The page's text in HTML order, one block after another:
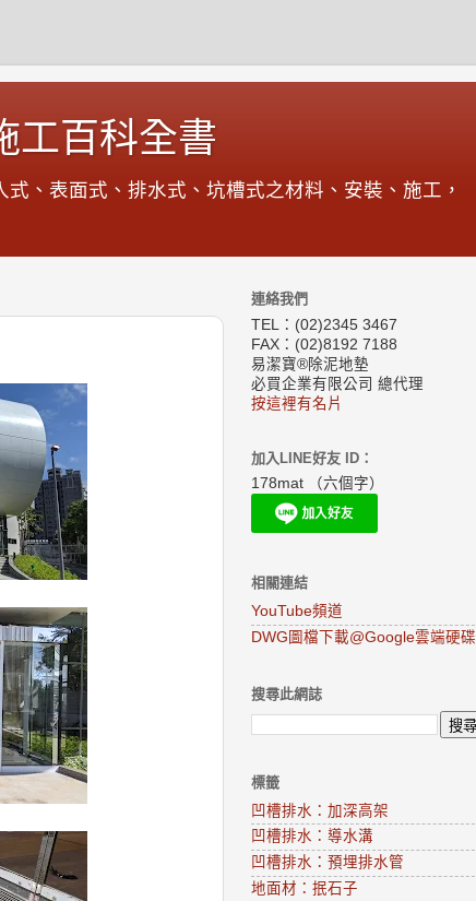
工百科全書
、表面式、排水式、坑槽式之材料、安裝、施工，
連絡我們
TEL：(02)2345 3467
FAX：(02)8192 7188
易潔寶®除泥地墊
必買企業有限公司 總代理
按這裡有名片
加入LINE好友 ID：
178mat （六個字）
相關連結
YouTube頻道
DWG圖檔下載@Google雲端硬碟
搜尋此網誌
標籤
凹槽排水：加深高架
凹槽排水：導水溝
凹槽排水：預埋排水管
地面材：抿石子